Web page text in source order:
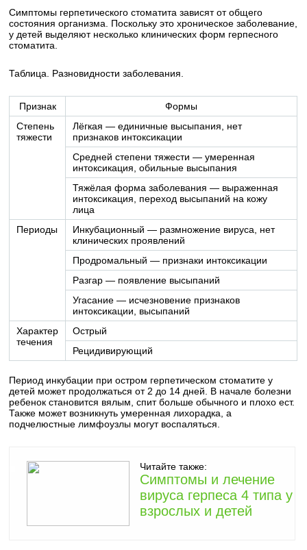
Симптомы герпетического стоматита зависят от общего
состояния организма. Поскольку это хроническое заболевание,
у детей выделяют несколько клинических форм герпесного
стоматита.
Таблица. Разновидности заболевания.
Признак
Формы
Степень
тяжести
Лёгкая — единичные высыпания, нет
признаков интоксикации
Средней степени тяжести — умеренная
интоксикация, обильные высыпания
Тяжёлая форма заболевания — выраженная
интоксикация, переход высыпаний на кожу
лица
Периоды
Инкубационный — размножение вируса, нет
клинических проявлений
Продромальный — признаки интоксикации
Разгар — появление высыпаний
Угасание — исчезновение признаков
интоксикации, высыпаний
Характер
течения
Острый
Рецидивирующий
Период инкубации при остром герпетическом стоматите у
детей может продолжаться от 2 до 14 дней. В начале болезни
ребенок становится вялым, спит больше обычного и плохо ест.
Также может возникнуть умеренная лихорадка, а
подчелюстные лимфоузлы могут воспаляться.
Читайте также:
Симптомы и лечение
вируса герпеса 4 типа у
взрослых и детей